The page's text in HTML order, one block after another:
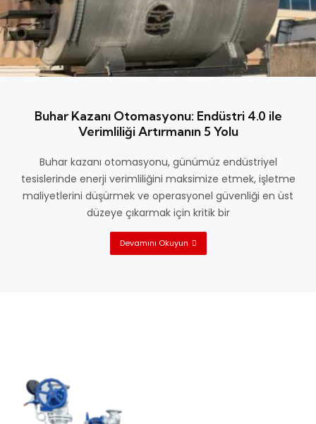
Buhar Kazanı Otomasyonu: Endüstri 4.0 ile
Verimliliği Artırmanın 5 Yolu
Buhar kazanı otomasyonu, günümüz endüstriyel
tesislerinde enerji verimliliğini maksimize etmek, işletme
maliyetlerini düşürmek ve operasyonel güvenliği en üst
düzeye çıkarmak için kritik bir
Devamını Okuyun